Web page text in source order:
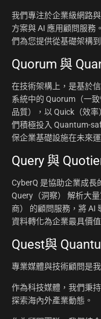
我們專注於企業級網路
方案與 AI 應用顧問服務
們為您提供從基礎架構
Quorum 與
在技術架構上，是基於
系統中的 Quorum（一
品質），以 Quick（效
們積極投入 Quantum-
保企業基礎設施在未來
Query 與
CyberQ 是協助企業成長
Query（洞察） 解析大
商） 的顧問服務，將 AI
資料轉化為企業最具價
Quest與
專業媒體與技術顧問是
作為科技媒體，我們秉
探索海內外產業動態。